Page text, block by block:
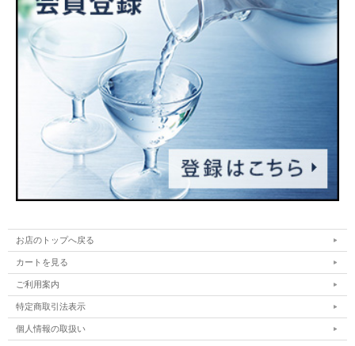
お店のトップへ戻る
カートを見る
ご利用案内
特定商取引法表示
個人情報の取扱い